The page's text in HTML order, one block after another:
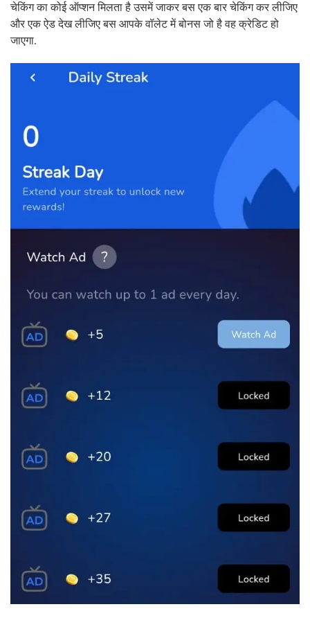
चेकिंग का कोई ऑप्शन मिलता है उसमें जाकर बस एक बार चेकिंग कर लीजिए
और एक ऐड देख लीजिए बस आपके वॉलेट में बोनस जो है वह क्रेडिट हो
जाएगा.